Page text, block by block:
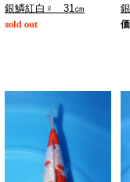
銀鱗紅白♀ 31㎝
sold out